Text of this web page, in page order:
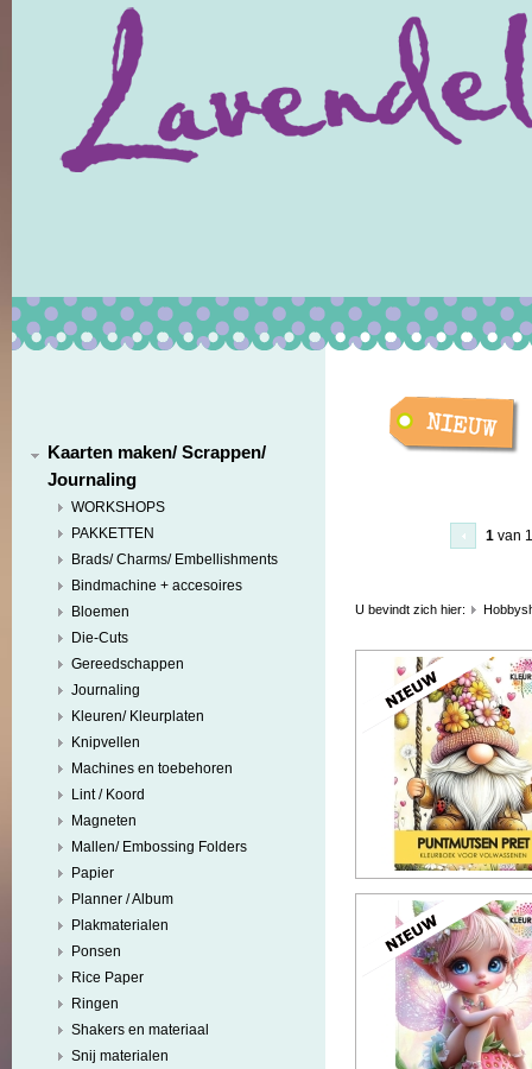
Kaarten maken/ Scrappen/
Journaling
WORKSHOPS
PAKKETTEN
Brads/ Charms/ Embellishments
Bindmachine + accesoires
Bloemen
Die-Cuts
Gereedschappen
Journaling
Kleuren/ Kleurplaten
Knipvellen
Machines en toebehoren
Lint / Koord
Magneten
Mallen/ Embossing Folders
Papier
Planner / Album
Plakmaterialen
Ponsen
Rice Paper
Ringen
Shakers en materiaal
Snij materialen
1van 1
U bevindt zich hier: